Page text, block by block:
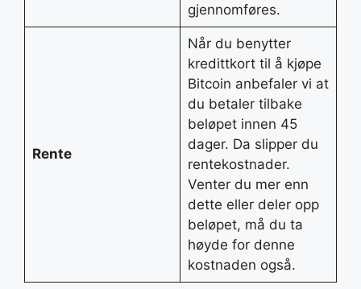
gjennomføres.
Rente
Når du benytter
kredittkort til å kjøpe
Bitcoin anbefaler vi at
du betaler tilbake
beløpet innen 45
dager. Da slipper du
rentekostnader.
Venter du mer enn
dette eller deler opp
beløpet, må du ta
høyde for denne
kostnaden også.